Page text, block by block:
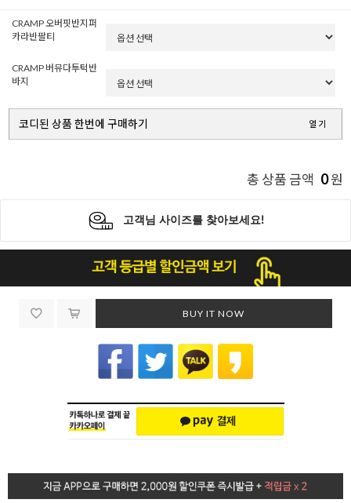
CRAMP 오버핏반지퍼
카라반팔티
CRAMP 버뮤다투턱반
바지
코디된 상품 한번에 구매하기 열기
총 상품 금액 0원
BUY IT NOW